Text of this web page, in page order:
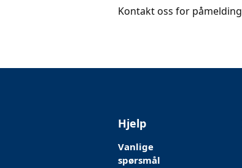
Kontakt oss for påmelding
Hjelp
Vanlige
spørsmål